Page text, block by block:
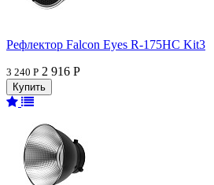
Рефлектор Falcon Eyes R-175HC Kit3
3 240 Р 2 916 Р